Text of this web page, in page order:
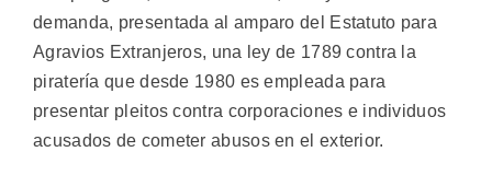
demanda, presentada al amparo del Estatuto para
Agravios Extranjeros, una ley de 1789 contra la
piratería que desde 1980 es empleada para
presentar pleitos contra corporaciones e individuos
acusados de cometer abusos en el exterior.